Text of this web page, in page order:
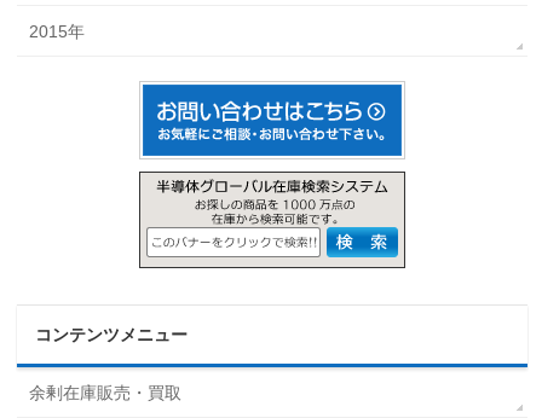
2015年
コンテンツメニュー
余剰在庫販売・買取